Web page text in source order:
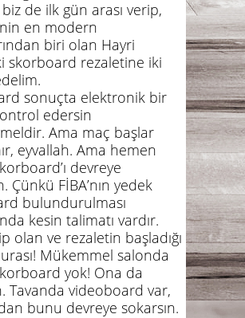
de ilk gün arası verip,
en modern
biri olan Hayri
skorboard rezaletine iki
sonuçta elektronik bir
edersin
Ama maç başlar
eyvallah. Ama hemen
devreye
Çünkü FİBA’nın yedek
bulundurulması
kesin talimatı vardır.
olan ve rezaletin başladığı
Mükemmel salonda
yok! Ona da
Tavanda videoboard var,
bunu devreye sokarsın.